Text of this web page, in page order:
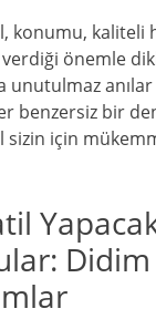
konumu, kaliteli
önemle
unutulmaz anılar
benzersiz bir
sizin için
Didim